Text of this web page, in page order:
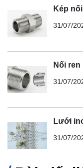
Kép
31/07/
Nối ren
31/07/
Lưới
31/07/